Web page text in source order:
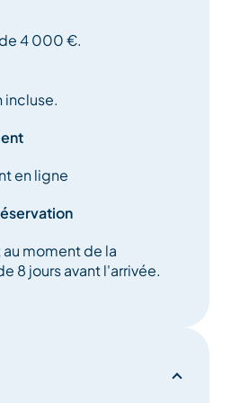
soignée dans l’esprit
4 000 €.
incluse.
en ligne
moment de la
8 jours avant l'arrivée.